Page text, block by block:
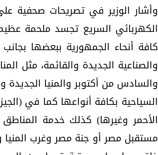
وأشار الوزير في تصريحات صحفية
الكهربائي السريع تجسد ملحمة
كافة أنحاء الجمهورية ببعضها
والسادس من أكتوبر والمنيا
السياحية بكافة أنواعها كما في
الأحمر وغيرها) كذلك خدمة المناطق
مستقبل مصر أو جنة مصر وغرب